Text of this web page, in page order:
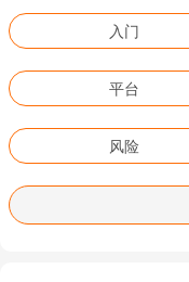
入门
平台
风险